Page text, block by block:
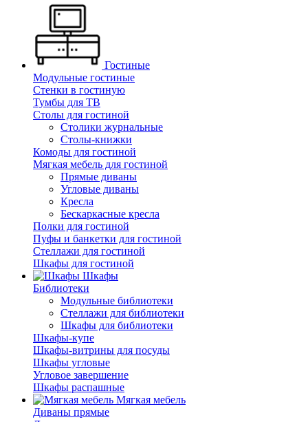
Гостиные
Модульные гостиные
Стенки в гостиную
Тумбы для ТВ
Столы для гостиной
Столики журнальные
Столы-книжки
Комоды для гостиной
Мягкая мебель для гостиной
Прямые диваны
Угловые диваны
Кресла
Бескаркасные кресла
Полки для гостиной
Пуфы и банкетки для гостиной
Стеллажи для гостиной
Шкафы для гостиной
Шкафы
Библиотеки
Модульные библиотеки
Стеллажи для библиотеки
Шкафы для библиотеки
Шкафы-купе
Шкафы-витрины для посуды
Шкафы угловые
Угловое завершение
Шкафы распашные
Мягкая мебель
Диваны прямые